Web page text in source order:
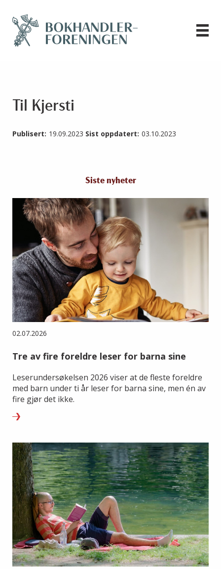
Til Kjersti
Publisert: 19.09.2023 Sist oppdatert: 03.10.2023
Siste nyheter
02.07.2026
Tre av fire foreldre leser for barna sine
Leserundersøkelsen 2026 viser at de fleste foreldre
med barn under ti år leser for barna sine, men én av
fire gjør det ikke.